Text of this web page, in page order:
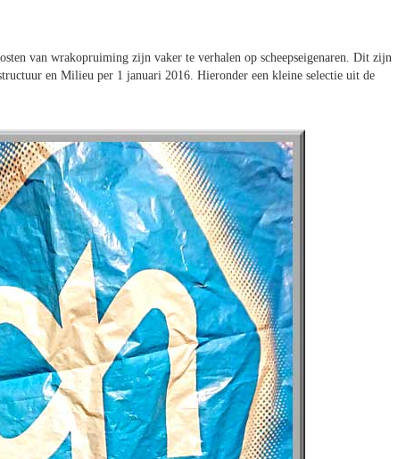
van wrakopruiming zijn vaker te verhalen op scheepseigenaren. Dit zijn
en Milieu per 1 januari 2016. Hieronder een kleine selectie uit de